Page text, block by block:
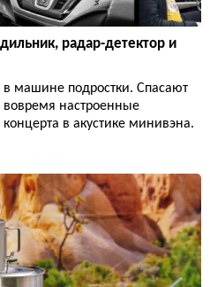
радар-детектор и
в машине подростки. Спасают
настроенные
в акустике минивэна.